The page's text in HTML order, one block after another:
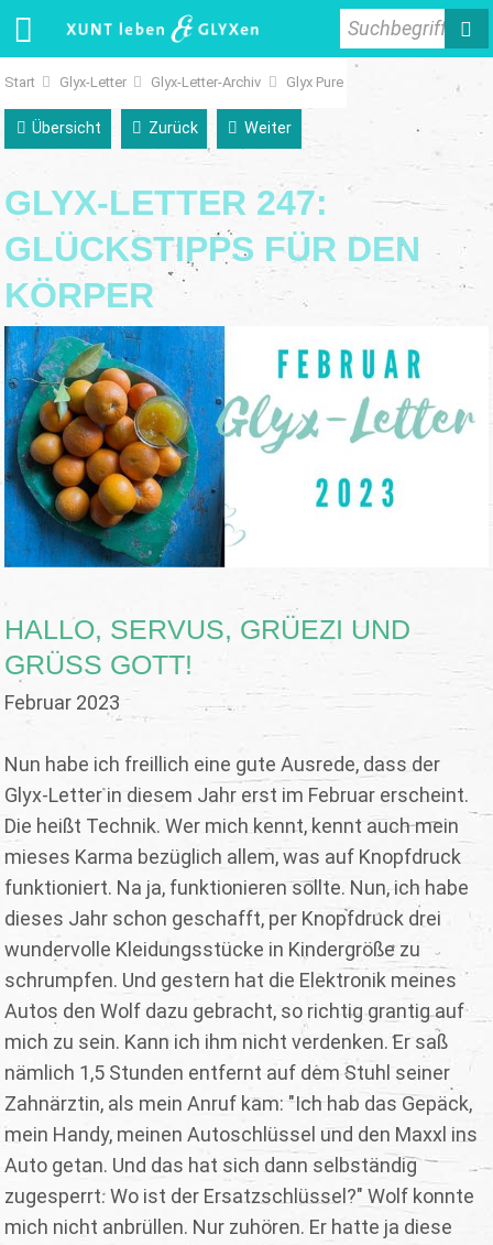
Suchbegriff
Start Glyx-Letter Glyx-Letter-Archiv Glyx Pure
Übersicht Zurück Weiter
GLYX-LETTER 247:
GLÜCKSTIPPS FÜR DEN
KÖRPER
HALLO, SERVUS, GRÜEZI UND
GRÜSS GOTT!
Februar 2023
Nun habe ich freillich eine gute Ausrede, dass der
Glyx-Letter in diesem Jahr erst im Februar erscheint.
Die heißt Technik. Wer mich kennt, kennt auch mein
mieses Karma bezüglich allem, was auf Knopfdruck
funktioniert. Na ja, funktionieren sollte. Nun, ich habe
dieses Jahr schon geschafft, per Knopfdruck drei
wundervolle Kleidungsstücke in Kindergröße zu
schrumpfen. Und gestern hat die Elektronik meines
Autos den Wolf dazu gebracht, so richtig grantig auf
mich zu sein. Kann ich ihm nicht verdenken. Er saß
nämlich 1,5 Stunden entfernt auf dem Stuhl seiner
Zahnärztin, als mein Anruf kam: "Ich hab das Gepäck,
mein Handy, meinen Autoschlüssel und den Maxxl ins
Auto getan. Und das hat sich dann selbständig
zugesperrt. Wo ist der Ersatzschlüssel?" Wolf konnte
mich nicht anbrüllen. Nur zuhören. Er hatte ja diese